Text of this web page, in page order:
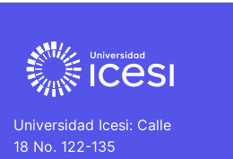
Universidad Icesi: Calle
18 No. 122-135